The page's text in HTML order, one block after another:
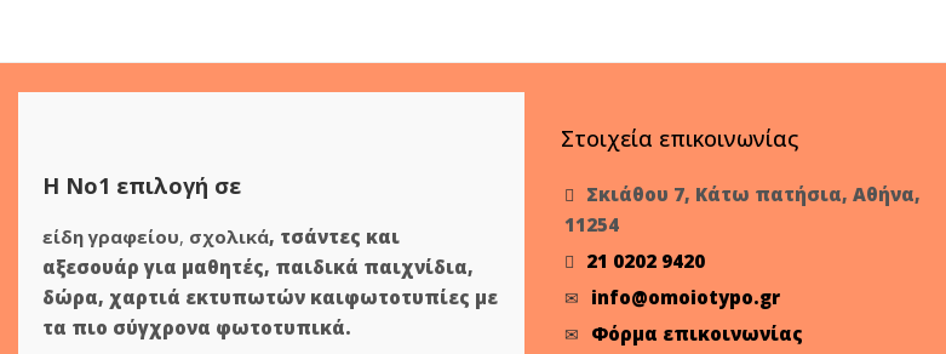
Η Νο1 επιλογή σε
είδη γραφείου, σχολικά, τσάντες και
αξεσουάρ για μαθητές, παιδικά παιχνίδια,
δώρα, χαρτιά εκτυπωτών καιφωτοτυπίες με
τα πιο σύγχρονα φωτοτυπικά.
Στοιχεία επικοινωνίας
Σκιάθου 7, Κάτω πατήσια, Αθήνα,
11254
21 0202 9420
info@omoiotypo.gr
Φόρμα επικοινωνίας